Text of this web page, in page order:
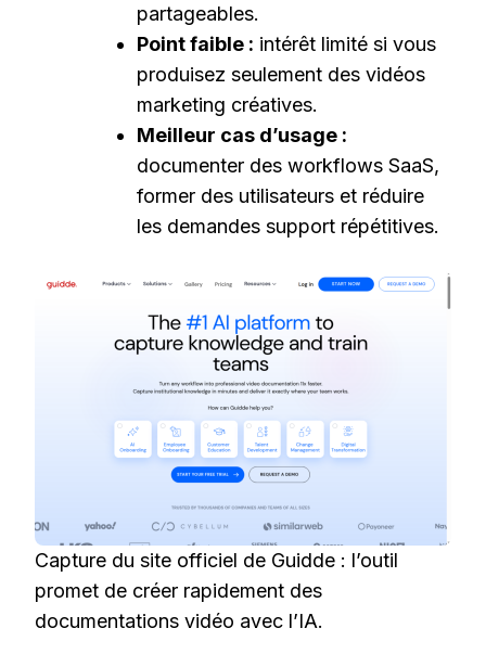
partageables.
Point faible : intérêt limité si vous
produisez seulement des vidéos
marketing créatives.
Meilleur cas d’usage :
documenter des workflows SaaS,
former des utilisateurs et réduire
les demandes support répétitives.
Capture du site officiel de Guidde : l’outil
promet de créer rapidement des
documentations vidéo avec l’IA.